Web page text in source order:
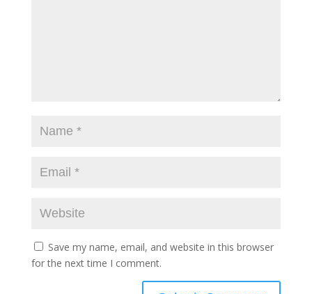
Save my name, email, and website in this browser
for the next time I comment.